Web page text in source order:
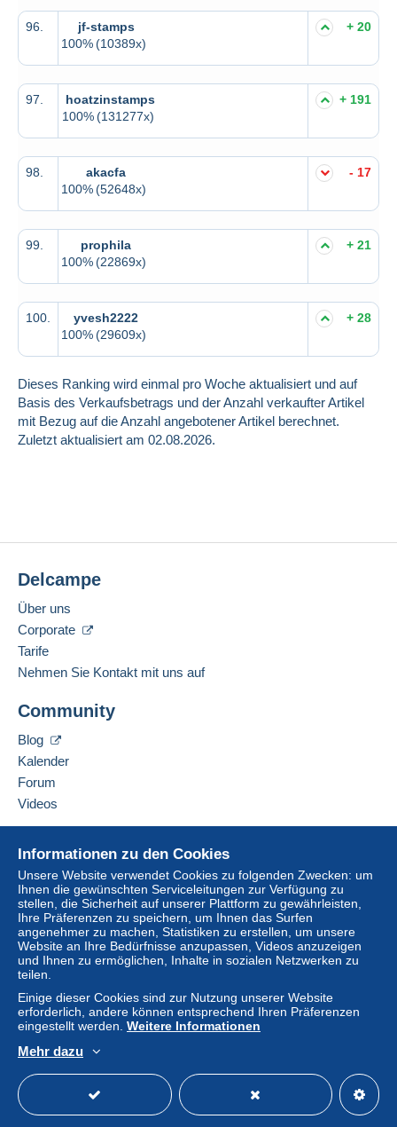
96.
jf-stamps
100%(10389x)
+ 20
97.
hoatzinstamps
100%(131277x)
+ 191
98.
akacfa
100%(52648x)
- 17
99.
prophila
100%(22869x)
+ 21
100.
yvesh2222
100%(29609x)
+ 28
Dieses Ranking wird einmal pro Woche aktualisiert und auf
Basis des Verkaufsbetrags und der Anzahl verkaufter Artikel
mit Bezug auf die Anzahl angebotener Artikel berechnet.
Zuletzt aktualisiert am 02.08.2026.
Informationen zu den Cookies
Unsere Website verwendet Cookies zu folgenden Zwecken: um
Ihnen die gewünschten Serviceleitungen zur Verfügung zu
stellen, die Sicherheit auf unserer Plattform zu gewährleisten,
Ihre Präferenzen zu speichern, um Ihnen das Surfen
angenehmer zu machen, Statistiken zu erstellen, um unsere
Website an Ihre Bedürfnisse anzupassen, Videos anzuzeigen
und Ihnen zu ermöglichen, Inhalte in sozialen Netzwerken zu
teilen.
Einige dieser Cookies sind zur Nutzung unserer Website
erforderlich, andere können entsprechend Ihren Präferenzen
eingestellt werden. Weitere Informationen
Mehr dazu
Delcampe
Über uns
Corporate
Tarife
Nehmen Sie Kontakt mit uns auf
Community
Blog
Kalender
Forum
Videos
Online-Hilfe
Auf Delcampe kaufen
Auf Delcampe verkaufen
Eine sichere Website